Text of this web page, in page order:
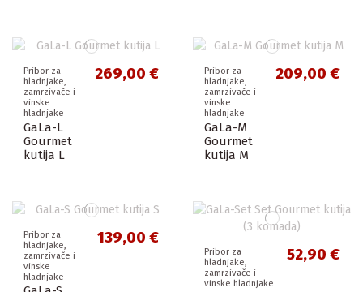
Pribor za
hladnjake,
zamrzivače i
vinske
hladnjake
GaLa-L
Gourmet
kutija L
269,00 €
Pribor za
hladnjake,
zamrzivače i
vinske
hladnjake
GaLa-M
Gourmet
kutija M
209,00 €
Pribor za
hladnjake,
zamrzivače i
vinske
hladnjake
139,00 €
Pribor za
hladnjake,
zamrzivače i
vinske hladnjake
52,90 €